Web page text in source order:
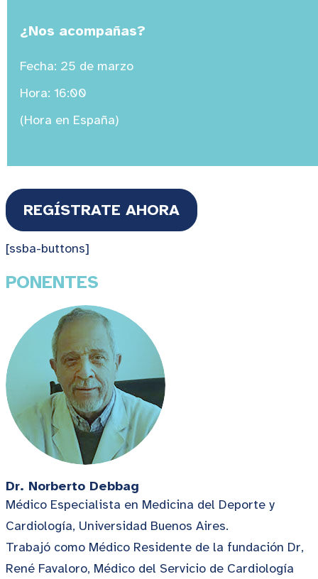
¿Nos acompañas?
Fecha: 25 de marzo
Hora: 16:00
(Hora en España)
REGÍSTRATE AHORA
[ssba-buttons]
PONENTES
Dr. Norberto Debbag
Médico Especialista en Medicina del Deporte y
Cardiología, Universidad Buenos Aires.
Trabajó como Médico Residente de la fundación Dr,
René Favaloro, Médico del Servicio de Cardiología